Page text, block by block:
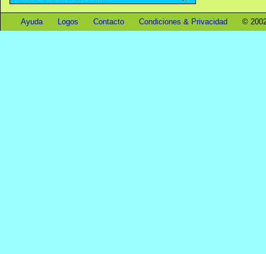
Ayuda Logos Contacto Condiciones & Privacidad ©